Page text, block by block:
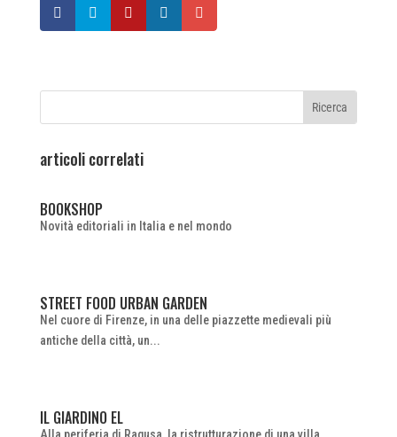
articoli correlati
BOOKSHOP
Novità editoriali in Italia e nel mondo
STREET FOOD URBAN GARDEN
Nel cuore di Firenze, in una delle piazzette medievali più
antiche della città, un...
IL GIARDINO EL